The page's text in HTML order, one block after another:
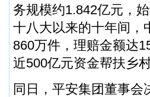
务规模约1.842亿元，
十八大以来的十年间，
860万件，理赔金额达
近500亿元资金帮扶乡
同日，平安集团董事